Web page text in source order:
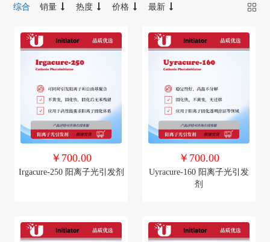
综合 销量 热度 价格 最新
￥700.00
Irgacure-250 阳离子光引发剂
￥700.00
Uyracure-160 阳离子光引发
剂